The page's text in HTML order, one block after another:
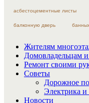
асбестоцементные листы
балконную дверь
Жителям
Домовладельцам
Ремонт своими
Советы
Дорожное
Электрика
Новости